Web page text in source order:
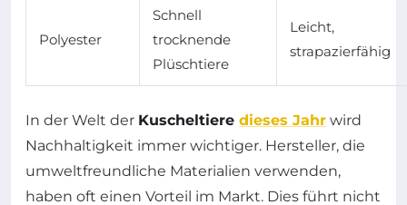
Polyester
Schnell
trocknende
Plüschtiere
Leicht,
strapazierfähig
In der Welt der Kuscheltiere dieses Jahr wird
Nachhaltigkeit immer wichtiger. Hersteller, die
umweltfreundliche Materialien verwenden,
haben oft einen Vorteil im Markt. Dies führt nicht